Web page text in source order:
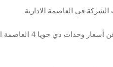
جويا 4 العاصمة الإدارية اتصل بنا